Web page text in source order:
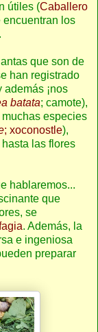
útiles (Caballero
encuentran los
que son de
han registrado
además ¡nos
batata; camote),
muchas especies
; xoconostle),
hasta las flores
hablaremos...
que
se
. Además, la
e ingeniosa
preparar